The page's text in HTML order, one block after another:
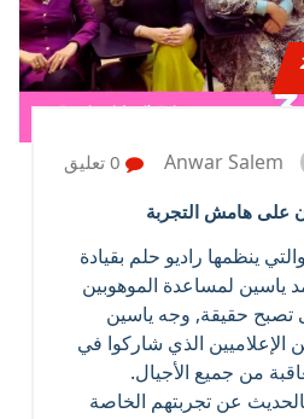
Anwar Salem 0 تعليق
على هامش التجربة
التجربة 3 والتي ينظمها راديو حلم بقيادة
ياسين لمساعدة الموهوبين
حقيقة, وجه ياسين
الإعلاميين الذي شاركوا في
من جميع الأجيال.
عن تجربتهم الخاصة